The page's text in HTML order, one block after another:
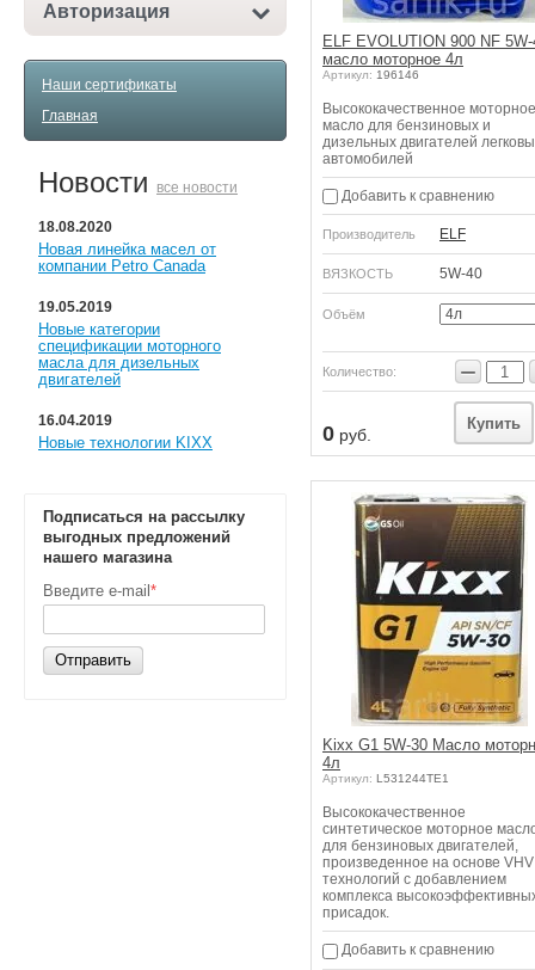
Авторизация
Наши сертификаты
Главная
Новости все новости
18.08.2020
Новая линейка масел от
компании Petro Canada
19.05.2019
Новые категории
спецификации моторного
масла для дизельных
двигателей
16.04.2019
Новые технологии KIXX
Подписаться на рассылку
выгодных предложений
нашего магазина
Введите e-mail *
Отправить
ELF EVOLUTION 900 NF
масло моторное 4л
Артикул: 196146
Высококачественное моторное
масло для бензиновых и
дизельных двигателей
автомобилей
Добавить к сравнению
Производитель ELF
ВЯЗКОСТЬ 5W-40
Объём
Количество: −
0 руб.
Купить
Kixx G1 5W-30 Масло
4л
Артикул: L531244TE1
Высококачественное
синтетическое моторное
для бензиновых двигателей,
произведенное на основе
технологий с добавлением
комплекса
присадок.
Добавить к сравнению